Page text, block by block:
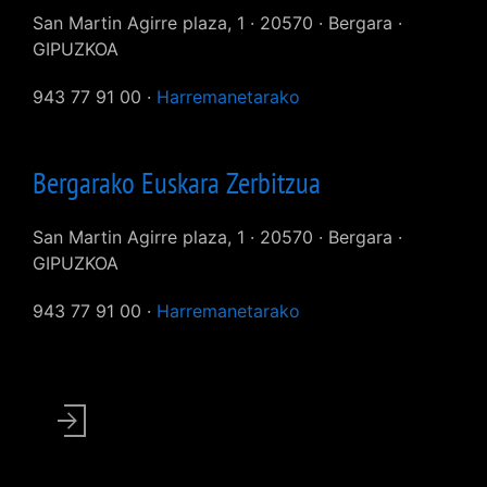
San Martin Agirre plaza, 1 · 20570 · Bergara ·
GIPUZKOA
943 77 91 00 · Harremanetarako
Bergarako Euskara Zerbitzua
San Martin Agirre plaza, 1 · 20570 · Bergara ·
GIPUZKOA
943 77 91 00 · Harremanetarako
User
account